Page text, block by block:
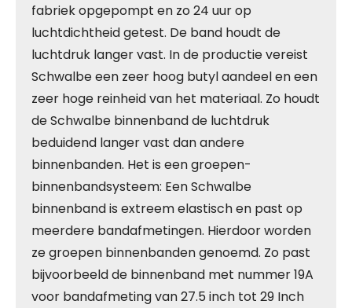
fabriek opgepompt en zo 24 uur op
luchtdichtheid getest. De band houdt de
luchtdruk langer vast. In de productie vereist
Schwalbe een zeer hoog butyl aandeel en een
zeer hoge reinheid van het materiaal. Zo houdt
de Schwalbe binnenband de luchtdruk
beduidend langer vast dan andere
binnenbanden. Het is een groepen-
binnenbandsysteem: Een Schwalbe
binnenband is extreem elastisch en past op
meerdere bandafmetingen. Hierdoor worden
ze groepen binnenbanden genoemd. Zo past
bijvoorbeeld de binnenband met nummer 19A
voor bandafmeting van 27.5 inch tot 29 Inch